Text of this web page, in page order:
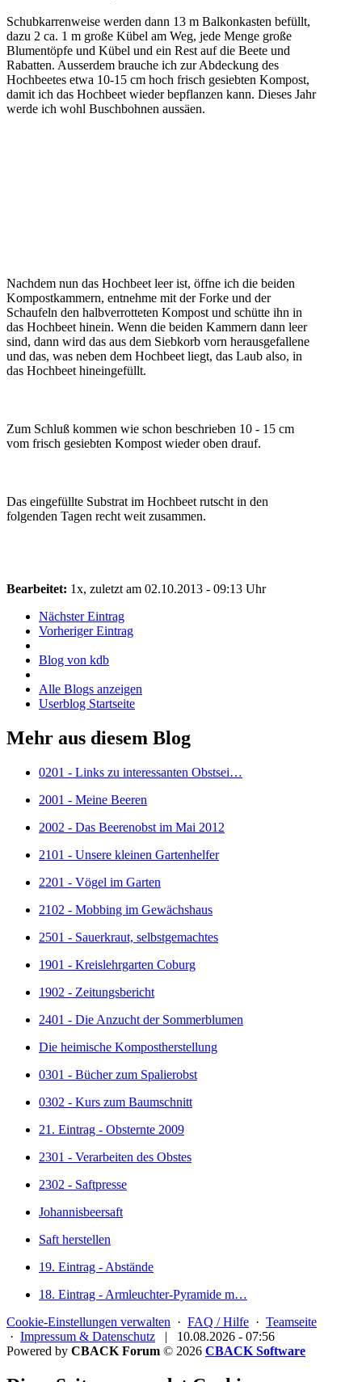
Schubkarrenweise werden dann 13 m Balkonkasten befüllt,
dazu 2 ca. 1 m große Kübel am Weg, jede Menge große
Blumentöpfe und Kübel und ein Rest auf die Beete und
Rabatten. Ausserdem brauche ich zur Abdeckung des
Hochbeetes etwa 10-15 cm hoch frisch gesiebten Kompost,
damit ich das Hochbeet wieder bepflanzen kann. Dieses Jahr
werde ich wohl Buschbohnen aussäen.
Nachdem nun das Hochbeet leer ist, öffne ich die beiden
Kompostkammern, entnehme mit der Forke und der
Schaufeln den halbverrotteten Kompost und schütte ihn in
das Hochbeet hinein. Wenn die beiden Kammern dann leer
sind, dann wird das aus dem Siebkorb vorn herausgefallene
und das, was neben dem Hochbeet liegt, das Laub also, in
das Hochbeet hineingefüllt.
Zum Schluß kommen wie schon beschrieben 10 - 15 cm
vom frisch gesiebten Kompost wieder oben drauf.
Das eingefüllte Substrat im Hochbeet rutscht in den
folgenden Tagen recht weit zusammen.
Bearbeitet: 1x, zuletzt am 02.10.2013 - 09:13 Uhr
Nächster Eintrag
Vorheriger Eintrag
Blog von kdb
Alle Blogs anzeigen
Userblog Startseite
Mehr aus diesem Blog
0201 - Links zu interessanten Obstsei…
2001 - Meine Beeren
2002 - Das Beerenobst im Mai 2012
2101 - Unsere kleinen Gartenhelfer
2201 - Vögel im Garten
2102 - Mobbing im Gewächshaus
2501 - Sauerkraut, selbstgemachtes
1901 - Kreislehrgarten Coburg
1902 - Zeitungsbericht
2401 - Die Anzucht der Sommerblumen
Die heimische Kompostherstellung
0301 - Bücher zum Spalierobst
0302 - Kurs zum Baumschnitt
21. Eintrag - Obsternte 2009
2301 - Verarbeiten des Obstes
2302 - Saftpresse
Johannisbeersaft
Saft herstellen
19. Eintrag - Abstände
18. Eintrag - Armleuchter-Pyramide m…
Cookie-Einstellungen verwalten · FAQ / Hilfe · Teamseite
· Impressum & Datenschutz |
10.08.2026 - 07:56
Powered by CBACK Forum © 2026 CBACK Software